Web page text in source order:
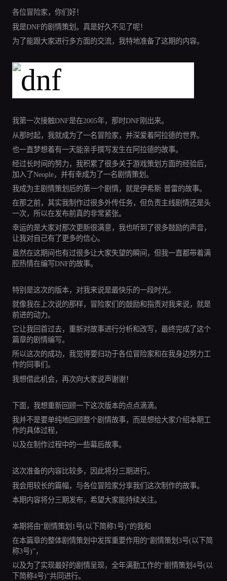
各位冒险家，你们好！
我是DNF的剧情策划。真是好久不见了呢！
为了能跟大家进行多方面的交流，我特地准备了这期的内容。
我第一次接触DNF是在2005年，那时DNF刚出来。
从那时起，我就成为了一名冒险家，并深爱着阿拉德的世界。
也一直梦想着有一天能亲手撰写发生在阿拉德的故事。
经过长时间的努力，我积累了很多关于游戏策划方面的经验后，
加入了Neople，并有幸成为了一名剧情策划。
我成为主剧情策划后的第一个剧情，就是伊希斯·普雷的故事。
在那之前，其实我制作过很多外传任务，但负责主线剧情还是头
一次，所以在发布前真的非常紧张。
幸运的是大家对那次更新很满意，我也听到了很多鼓励的声音，
让我对自己有了更多的信心。
虽然在这期间也有过很多让大家失望的瞬间，但我一直都带着满
腔热情在编写DNF的故事。
特别是这次的版本，对我来说是最快乐的一段时光。
就像我在上次说的那样，冒险家们的鼓励和指责对我来说，就是
前进的动力。
它让我回首过去，重新对故事进行分析和改写，最终完成了这个
篇章的剧情编写。
所以这次的成功，我觉得要归功于各位冒险家和在我身边努力工
作的同事们。
我想借此机会，再次向大家说声谢谢！
下面，我想重新回顾一下这次版本的点点滴滴。
我并不是要单纯地回顾整个剧情故事，而是想给大家介绍本期工
作的具体过程，
以及在制作过程中的一些幕后故事。
这次准备的内容比较多，因此将分三期进行。
我会用较长的篇幅，与各位冒险家分享我们这次制作的故事。
本期内容将分三期发布，希望大家能持续关注。
本期将由“剧情策划1号(以下简称1号)”的我和
在本篇章的整体剧情策划中发挥重要作用的“剧情策划3号(以下简
称3号)”，
以及为了实现最好的剧情呈现，全年满勤工作的“剧情策划4号(以
下简称4号)”共同进行。